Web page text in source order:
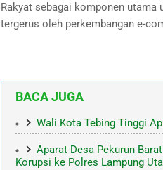
Rakyat sebagai komponen
tergerus oleh perkembangan e-
BACA JUGA
Wali Kota Tebing Tinggi
Aparat Desa Pekurun
Korupsi ke Polres Lampung